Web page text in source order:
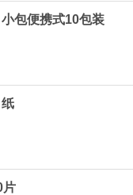
包便携式10包装
片